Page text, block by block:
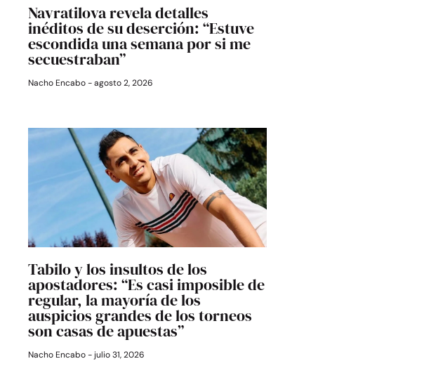
Navratilova revela detalles
inéditos de su deserción: “Estuve
escondida una semana por si me
secuestraban”
Nacho Encabo agosto 2, 2026
Tabilo y los insultos de los
apostadores: “Es casi imposible de
regular, la mayoría de los
auspicios grandes de los torneos
son casas de apuestas”
Nacho Encabo julio 31, 2026